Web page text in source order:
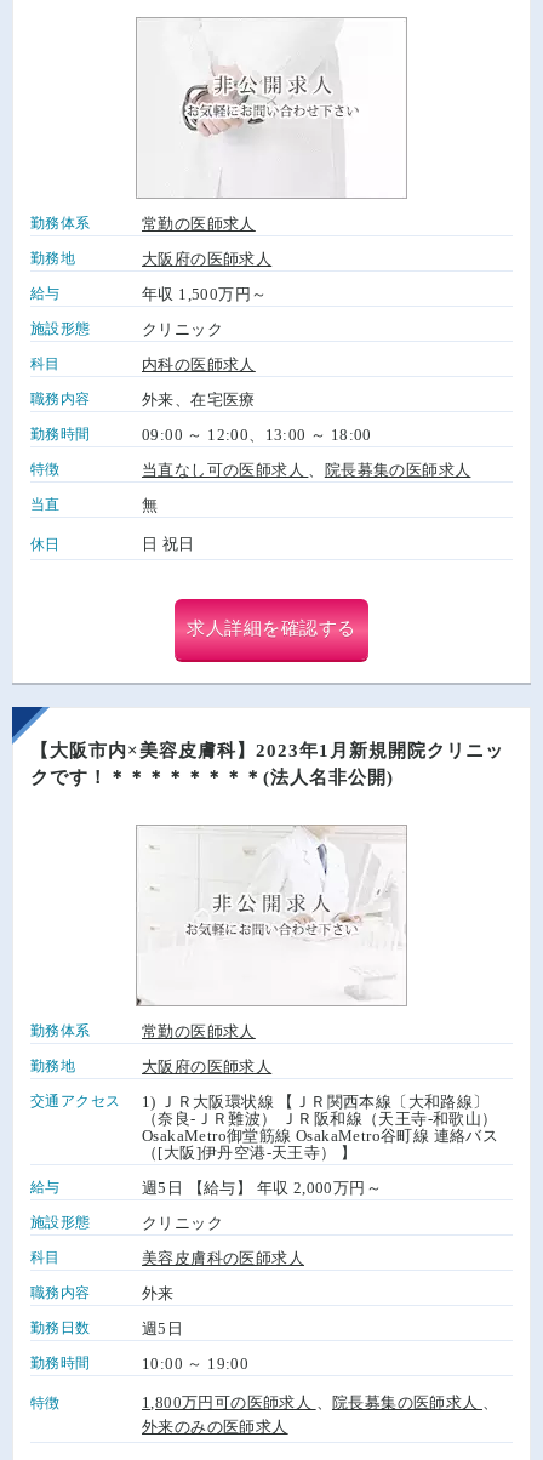
勤務体系 常勤の医師求人
勤務地 大阪府の医師求人
給与 年収 1,500万円～
施設形態 クリニック
科目 内科の医師求人
職務内容 外来、在宅医療
勤務時間 09:00 ～ 12:00、13:00 ～ 18:00
特徴 当直なし可の医師求人 院長募集の医師求人
当直 無
休日 日 祝日
求人詳細を確認する
【大阪市内×美容皮膚科】2023年1月新規開院クリニッ
クです！＊＊＊＊＊＊＊＊(法人名非公開)
勤務体系 常勤の医師求人
勤務地 大阪府の医師求人
交通アクセス
1) ＪＲ大阪環状線 【ＪＲ関西本線〔大和路線〕
（奈良-ＪＲ難波） ＪＲ阪和線（天王寺-和歌山）
OsakaMetro御堂筋線 OsakaMetro谷町線 連絡バス
（[大阪]伊丹空港-天王寺） 】
給与 週5日 【給与】 年収 2,000万円～
施設形態 クリニック
科目 美容皮膚科の医師求人
職務内容 外来
勤務日数 週5日
勤務時間 10:00 ～ 19:00
特徴 1,800万円可の医師求人 院長募集の医師求人
外来のみの医師求人